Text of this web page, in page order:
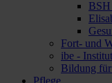
BSH
Fort- und
ibe -
Bildung
Pflege